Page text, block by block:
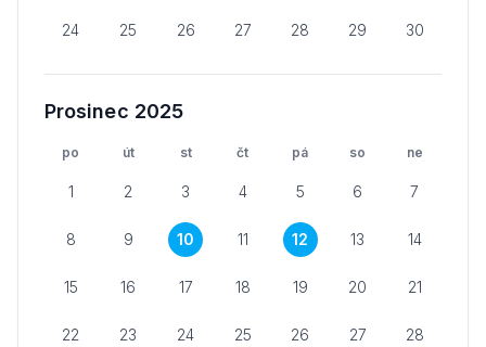
24 25 26 27 28 29 30
Prosinec 2025
po út st čt pá so ne
1 2 3 4 5 6 7
8 9 10 11 12 13 14
15 16 17 18 19 20 21
22 23 24 25 26 27 28